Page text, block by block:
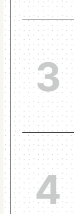
3
4